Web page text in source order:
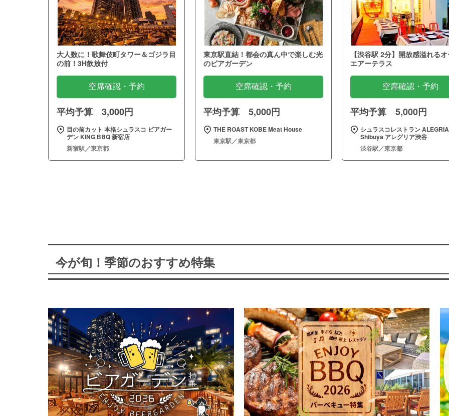
大人数に！歌舞伎町タワー＆ゴジラ目
の前！3H飲放付
空席確認・予約
平均予算 3,000円
目の前カット 本格シュラスコ ビアガー
デン KING BBQ 新宿店
新宿駅／東京都
東京駅直結！都会の真ん中で楽しむ光
のビアガーデン
空席確認・予約
平均予算 5,000円
THE ROAST KOBE Meat House
東京駅／東京都
【渋谷駅 2分】開放感溢れる
エアーテラス
空席確認・予約
平均予算 5,000円
シュラスコレストラン ALEGRIA
Shibuya アレグリア渋谷
渋谷駅／東京都
今が旬！季節のおすすめ特集